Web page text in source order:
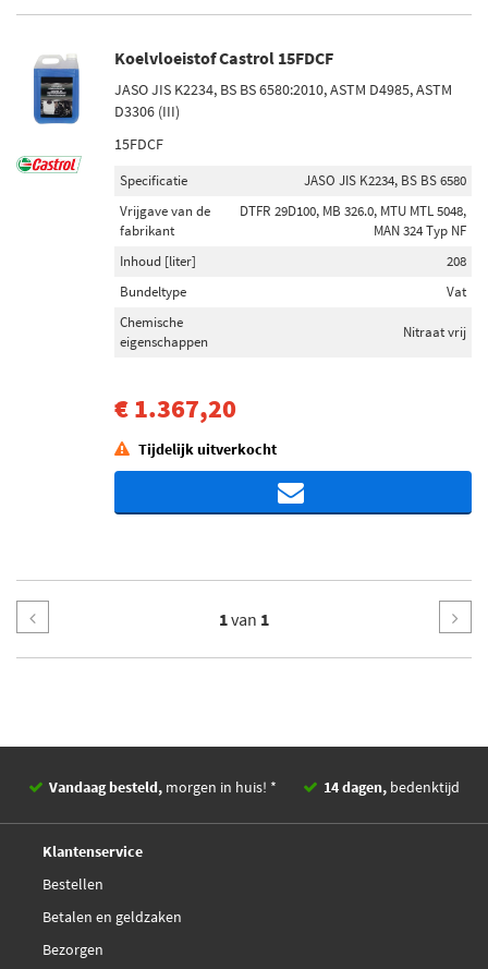
Koelvloeistof Castrol 15FDCF
JASO JIS K2234, BS BS 6580:2010, ASTM D4985, ASTM
D3306 (III)
15FDCF
Specificatie
JASO JIS K2234, BS BS 6580
Vrijgave van de
fabrikant
DTFR 29D100, MB 326.0, MTU MTL 5048,
MAN 324 Typ NF
Inhoud [liter]
208
Bundeltype
Vat
Chemische
eigenschappen
Nitraat vrij
€ 1.367,20
Tijdelijk uitverkocht
1van 1
Vandaag besteld, morgen in huis! * 14 dagen, bedenktijd
Klantenservice
Bestellen
Betalen en geldzaken
Bezorgen